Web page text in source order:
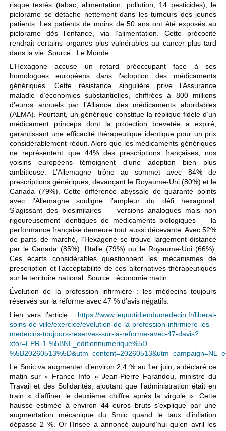
risque testés (tabac, alimentation, pollution, 14 pesticides), le
piclorame se détache nettement dans les tumeurs des jeunes
patients. Les patients de moins de 50 ans ont été exposés au
piclorame dès l’enfance, via l’alimentation. Cette précocité
rendrait certains organes plus vulnérables au cancer plus tard
dans la vie. Source : Le Monde.
L’Hexagone accuse un retard préoccupant face à ses
homologues européens dans l’adoption des médicaments
génériques. Cette résistance singulière prive l’Assurance
maladie d’économies substantielles, chiffrées à 800 millions
d’euros annuels par l’Alliance des médicaments abordables
(ALMA). Pourtant, un générique constitue la réplique fidèle d’un
médicament princeps dont la protection brevetée a expiré,
garantissant une efficacité thérapeutique identique pour un prix
considérablement réduit. Alors que les médicaments génériques
ne représentent que 44% des prescriptions françaises, nos
voisins européens témoignent d’une adoption bien plus
ambitieuse. L’Allemagne trône au sommet avec 84% de
prescriptions génériques, devançant le Royaume-Uni (80%) et le
Canada (79%). Cette différence abyssale de quarante points
avec l’Allemagne souligne l’ampleur du défi hexagonal.
S’agissant des biosimilaires — versions analogues mais non
rigoureusement identiques de médicaments biologiques — la
performance française demeure tout aussi décevante. Avec 52%
de parts de marché, l’Hexagone se trouve largement distancé
par le Canada (85%), l’Italie (79%) ou le Royaume-Uni (66%).
Ces écarts considérables questionnent les mécanismes de
prescription et l’acceptabilité de ces alternatives thérapeutiques
sur le territoire national. Source : économie matin.
Évolution de la profession infirmière : les médecins toujours
réservés sur la réforme avec 47 % d’avis négatifs.
Lien vers l’article :
https://www.lequotidiendumedecin.fr/liberal-
soins-de-ville/exercice/evolution-de-la-profession-infirmiere-les-
medecins-toujours-reserves-sur-la-reforme-avec-47-davis?
xtor=EPR-1-%5BNL_editionnumerique%5D-
Le Smic va augmenter d’environ 2,4 % au 1er juin, a déclaré ce
matin sur « France Info » Jean-Pierre Farandou, ministre du
Travail et des Solidarités, ajoutant que l’administration était en
train « d’affiner le deuxième chiffre après la virgule ». Cette
hausse estimée à environ 44 euros bruts s’explique par une
augmentation mécanique du Smic quand le taux d’inflation
dépasse 2 %. Or l’Insee a annoncé aujourd’hui qu’en avril les